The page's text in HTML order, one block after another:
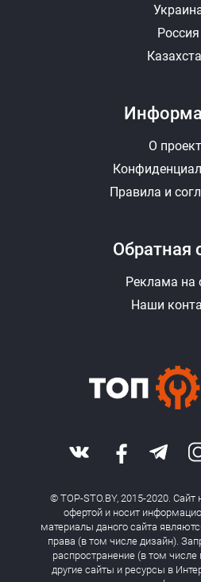
Россия
О
Правила и
Обратная
Реклама на
Наши
© TOP-STO.BY, 2015-2020. Сайт
офертой и носит
материалы даного сайта
права (в том числе дизайн).
распространение (в том числе
другие сайты и ресурсы в